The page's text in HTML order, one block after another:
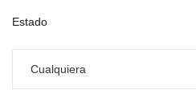
Estado